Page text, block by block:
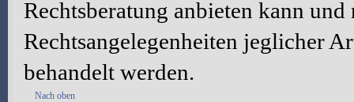
Rechtsberatung anbieten kann
Rechtsangelegenheiten jeglicher
behandelt werden.
Nach oben